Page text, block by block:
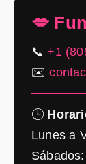
💋
📞+1
✉️
🕒
Lunes a